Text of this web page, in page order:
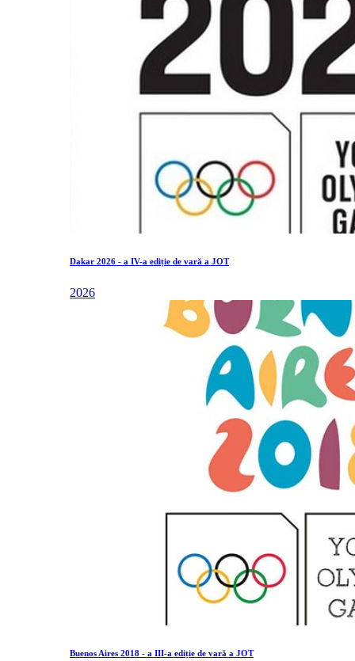
Dakar 2026 - a IV-a ediție de vară a JOT
2026
Buenos Aires 2018 - a III-a ediție de vară a JOT